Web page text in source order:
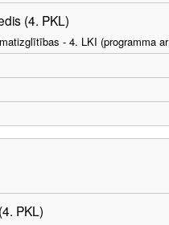
(4. PKL)
- 4. LKI (programma
PKL)